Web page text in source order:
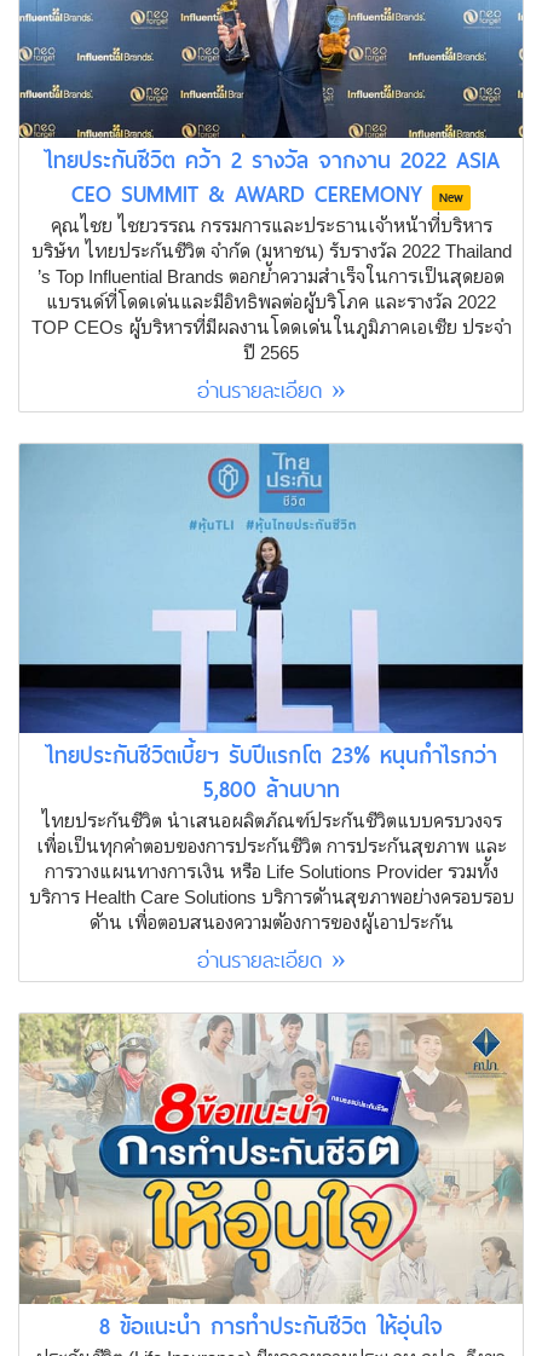
ไทยประกันชีวิต คว้า 2 รางวัล จากงาน 2022 ASIA
CEO SUMMIT & AWARD CEREMONY New
คุณไชย ไชยวรรณ กรรมการและประธานเจ้าหน้าที่บริหาร
บริษัท ไทยประกันชีวิต จำกัด (มหาชน) รับรางวัล 2022 Thailand
’s Top Influential Brands ตอกย้ำความสำเร็จในการเป็นสุดยอด
แบรนด์ที่โดดเด่นและมีอิทธิพลต่อผู้บริโภค และรางวัล 2022
TOP CEOs ผู้บริหารที่มีผลงานโดดเด่นในภูมิภาคเอเชีย ประจำ
ปี 2565
อ่านรายละเอียด »
ไทยประกันชีวิตเบี้ยฯ รับปีแรกโต 23% หนุนกำไรกว่า
5,800 ล้านบาท
ไทยประกันชีวิต นำเสนอผลิตภัณฑ์ประกันชีวิตแบบครบวงจร
เพื่อเป็นทุกคำตอบของการประกันชีวิต การประกันสุขภาพ และ
การวางแผนทางการเงิน หรือ Life Solutions Provider รวมทั้ง
บริการ Health Care Solutions บริการด้านสุขภาพอย่างครอบรอบ
ด้าน เพื่อตอบสนองความต้องการของผู้เอาประกัน
อ่านรายละเอียด »
8 ข้อแนะนำ การทำประกันชีวิต ให้อุ่นใจ